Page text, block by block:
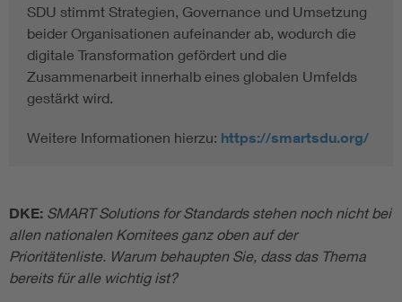
SDU stimmt Strategien, Governance und Umsetzung
beider Organisationen aufeinander ab, wodurch die
digitale Transformation gefördert und die
Zusammenarbeit innerhalb eines globalen Umfelds
gestärkt wird.
Weitere Informationen hierzu: https://smartsdu.org/
DKE: SMART Solutions for Standards stehen noch nicht bei
allen nationalen Komitees ganz oben auf der
Prioritätenliste. Warum behaupten Sie, dass das Thema
bereits für alle wichtig ist?